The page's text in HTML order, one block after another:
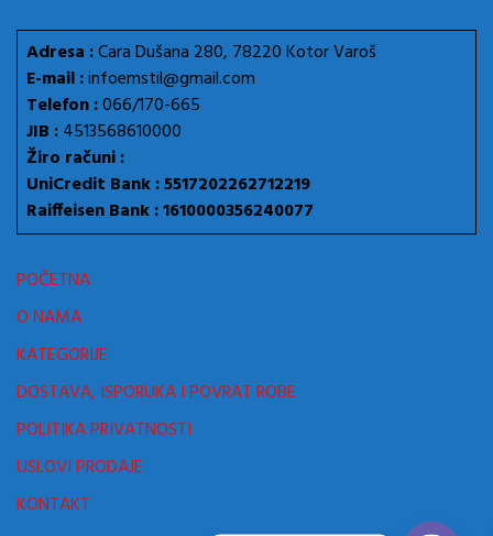
Adresa :Cara Dušana 280, 78220 Kotor Varoš
E-mail :infoemstil@gmail.com
Telefon :066/170-665
JIB :4513568610000
Žiro računi :
UniCredit Bank : 5517202262712219
Raiffeisen Bank : 1610000356240077
POČETNA
O NAMA
KATEGORIJE
DOSTAVA, ISPORUKA I POVRAT ROBE
POLITIKA PRIVATNOSTI
USLOVI PRODAJE
KONTAKT